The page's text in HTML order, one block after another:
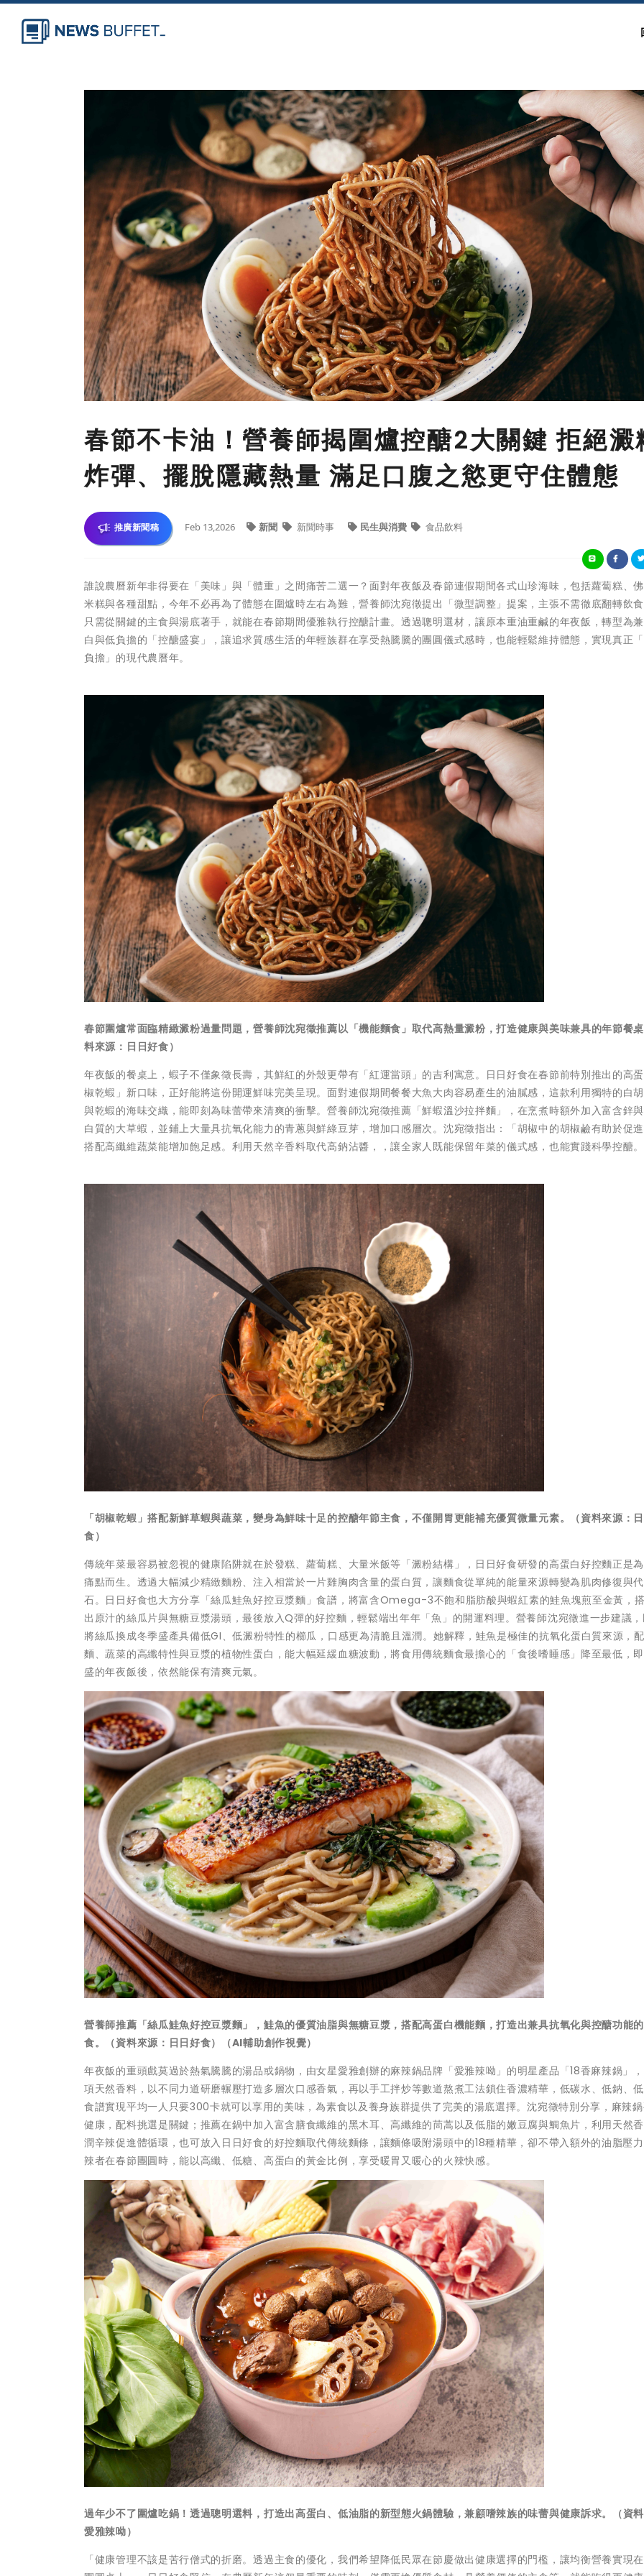
春節不卡油！營養師揭圍爐控醣2大關鍵 拒絕澱
炸彈、擺脫隱藏熱量 滿足口腹之慾更守住體態
推廣新聞稿 Feb 13,2026 新聞 新聞時事 民生與消費 食品飲料
誰說農曆新年非得要在「美味」與「體重」之間痛苦二選一？面對年夜飯及春節連假期間各式山珍海味，包括蘿蔔糕、佛
米糕與各種甜點，今年不必再為了體態在圍爐時左右為難，營養師沈宛徵提出「微型調整」提案，主張不需徹底翻轉飲食
只需從關鍵的主食與湯底著手，就能在春節期間優雅執行控醣計畫。透過聰明選材，讓原本重油重鹹的年夜飯，轉型為
白與低負擔的「控醣盛宴」，讓追求質感生活的年輕族群在享受熱騰騰的團圓儀式感時，也能輕鬆維持體態，實現真正
負擔」的現代農曆年。
春節圍爐常面臨精緻澱粉過量問題，營養師沈宛徵推薦以「機能麵食」取代高熱量澱粉，打造健康與美味兼具的年節餐
料來源：日日好食）
年夜飯的餐桌上，蝦子不僅象徵長壽，其鮮紅的外殼更帶有「紅運當頭」的吉利寓意。日日好食在春節前特別推出的高
椒乾蝦」新口味，正好能將這份開運鮮味完美呈現。面對連假期間餐餐大魚大肉容易產生的油膩感，這款利用獨特的白
與乾蝦的海味交織，能即刻為味蕾帶來清爽的衝擊。營養師沈宛徵推薦「鮮蝦溫沙拉拌麵」，在烹煮時額外加入富含鋅
白質的大草蝦，並鋪上大量具抗氧化能力的青蔥與鮮綠豆芽，增加口感層次。沈宛徵指出：「胡椒中的胡椒鹼有助於促進
搭配高纖維蔬菜能增加飽足感。利用天然辛香料取代高鈉沾醬，，讓全家人既能保留年菜的儀式感，也能實踐科學控醣。
「胡椒乾蝦」搭配新鮮草蝦與蔬菜，變身為鮮味十足的控醣年節主食，不僅開胃更能補充優質微量元素。（資料來源：
食）
傳統年菜最容易被忽視的健康陷阱就在於發糕、蘿蔔糕、大量米飯等「澱粉結構」，日日好食研發的高蛋白好控麵正是
痛點而生。透過大幅減少精緻麵粉、注入相當於一片雞胸肉含量的蛋白質，讓麵食從單純的能量來源轉變為肌肉修復與
石。日日好食也大方分享「絲瓜鮭魚好控豆漿麵」食譜，將富含Omega-3不飽和脂肪酸與蝦紅素的鮭魚塊煎至金黃，
出原汁的絲瓜片與無糖豆漿湯頭，最後放入Q彈的好控麵，輕鬆端出年年「魚」的開運料理。營養師沈宛徵進一步建議
將絲瓜換成冬季盛產具備低GI、低澱粉特性的櫛瓜，口感更為清脆且溫潤。她解釋，鮭魚是極佳的抗氧化蛋白質來源，
麵、蔬菜的高纖特性與豆漿的植物性蛋白，能大幅延緩血糖波動，將食用傳統麵食最擔心的「食後嗜睡感」降至最低，
盛的年夜飯後，依然能保有清爽元氣。
營養師推薦「絲瓜鮭魚好控豆漿麵」，鮭魚的優質油脂與無糖豆漿，搭配高蛋白機能麵，打造出兼具抗氧化與控醣功能
食。（資料來源：日日好食）（AI輔助創作視覺）
年夜飯的重頭戲莫過於熱氣騰騰的湯品或鍋物，由女星愛雅創辦的麻辣鍋品牌「愛雅辣呦」的明星產品「18香麻辣鍋」
項天然香料，以不同力道研磨輾壓打造多層次口感香氣，再以手工拌炒等數道熬煮工法鎖住香濃精華，低碳水、低鈉、
食譜實現平均一人只要300卡就可以享用的美味，為素食以及養身族群提供了完美的湯底選擇。沈宛徵特別分享，麻辣
健康，配料挑選是關鍵；推薦在鍋中加入富含膳食纖維的黑木耳、高纖維的茼蒿以及低脂的嫩豆腐與鯛魚片，利用天然
潤辛辣促進體循環，也可放入日日好食的好控麵取代傳統麵條，讓麵條吸附湯頭中的18種精華，卻不帶入額外的油脂壓
辣者在春節團圓時，能以高纖、低糖、高蛋白的黃金比例，享受暖胃又暖心的火辣快感。
過年少不了圍爐吃鍋！透過聰明選料，打造出高蛋白、低油脂的新型態火鍋體驗，兼顧嗜辣族的味蕾與健康訴求。（資料
愛雅辣呦）
「健康管理不該是苦行僧式的折磨。透過主食的優化，我們希望降低民眾在節慶做出健康選擇的門檻，讓均衡營養實現